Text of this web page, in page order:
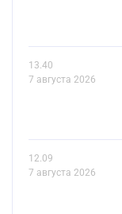
13.40
7 августа 2026
12.09
7 августа 2026